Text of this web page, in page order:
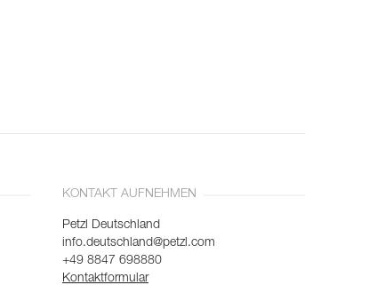
KONTAKT AUFNEHMEN
Petzl Deutschland
info.deutschland@petzl.com
+49 8847 698880
Kontaktformular